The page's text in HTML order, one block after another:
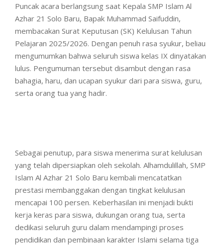
Puncak acara berlangsung saat Kepala SMP Islam Al
Azhar 21 Solo Baru, Bapak Muhammad Saifuddin,
membacakan Surat Keputusan (SK) Kelulusan Tahun
Pelajaran 2025/2026. Dengan penuh rasa syukur, beliau
mengumumkan bahwa seluruh siswa kelas IX dinyatakan
lulus. Pengumuman tersebut disambut dengan rasa
bahagia, haru, dan ucapan syukur dari para siswa, guru,
serta orang tua yang hadir.
Sebagai penutup, para siswa menerima surat kelulusan
yang telah dipersiapkan oleh sekolah. Alhamdulillah, SMP
Islam Al Azhar 21 Solo Baru kembali mencatatkan
prestasi membanggakan dengan tingkat kelulusan
mencapai 100 persen. Keberhasilan ini menjadi bukti
kerja keras para siswa, dukungan orang tua, serta
dedikasi seluruh guru dalam mendampingi proses
pendidikan dan pembinaan karakter Islami selama tiga